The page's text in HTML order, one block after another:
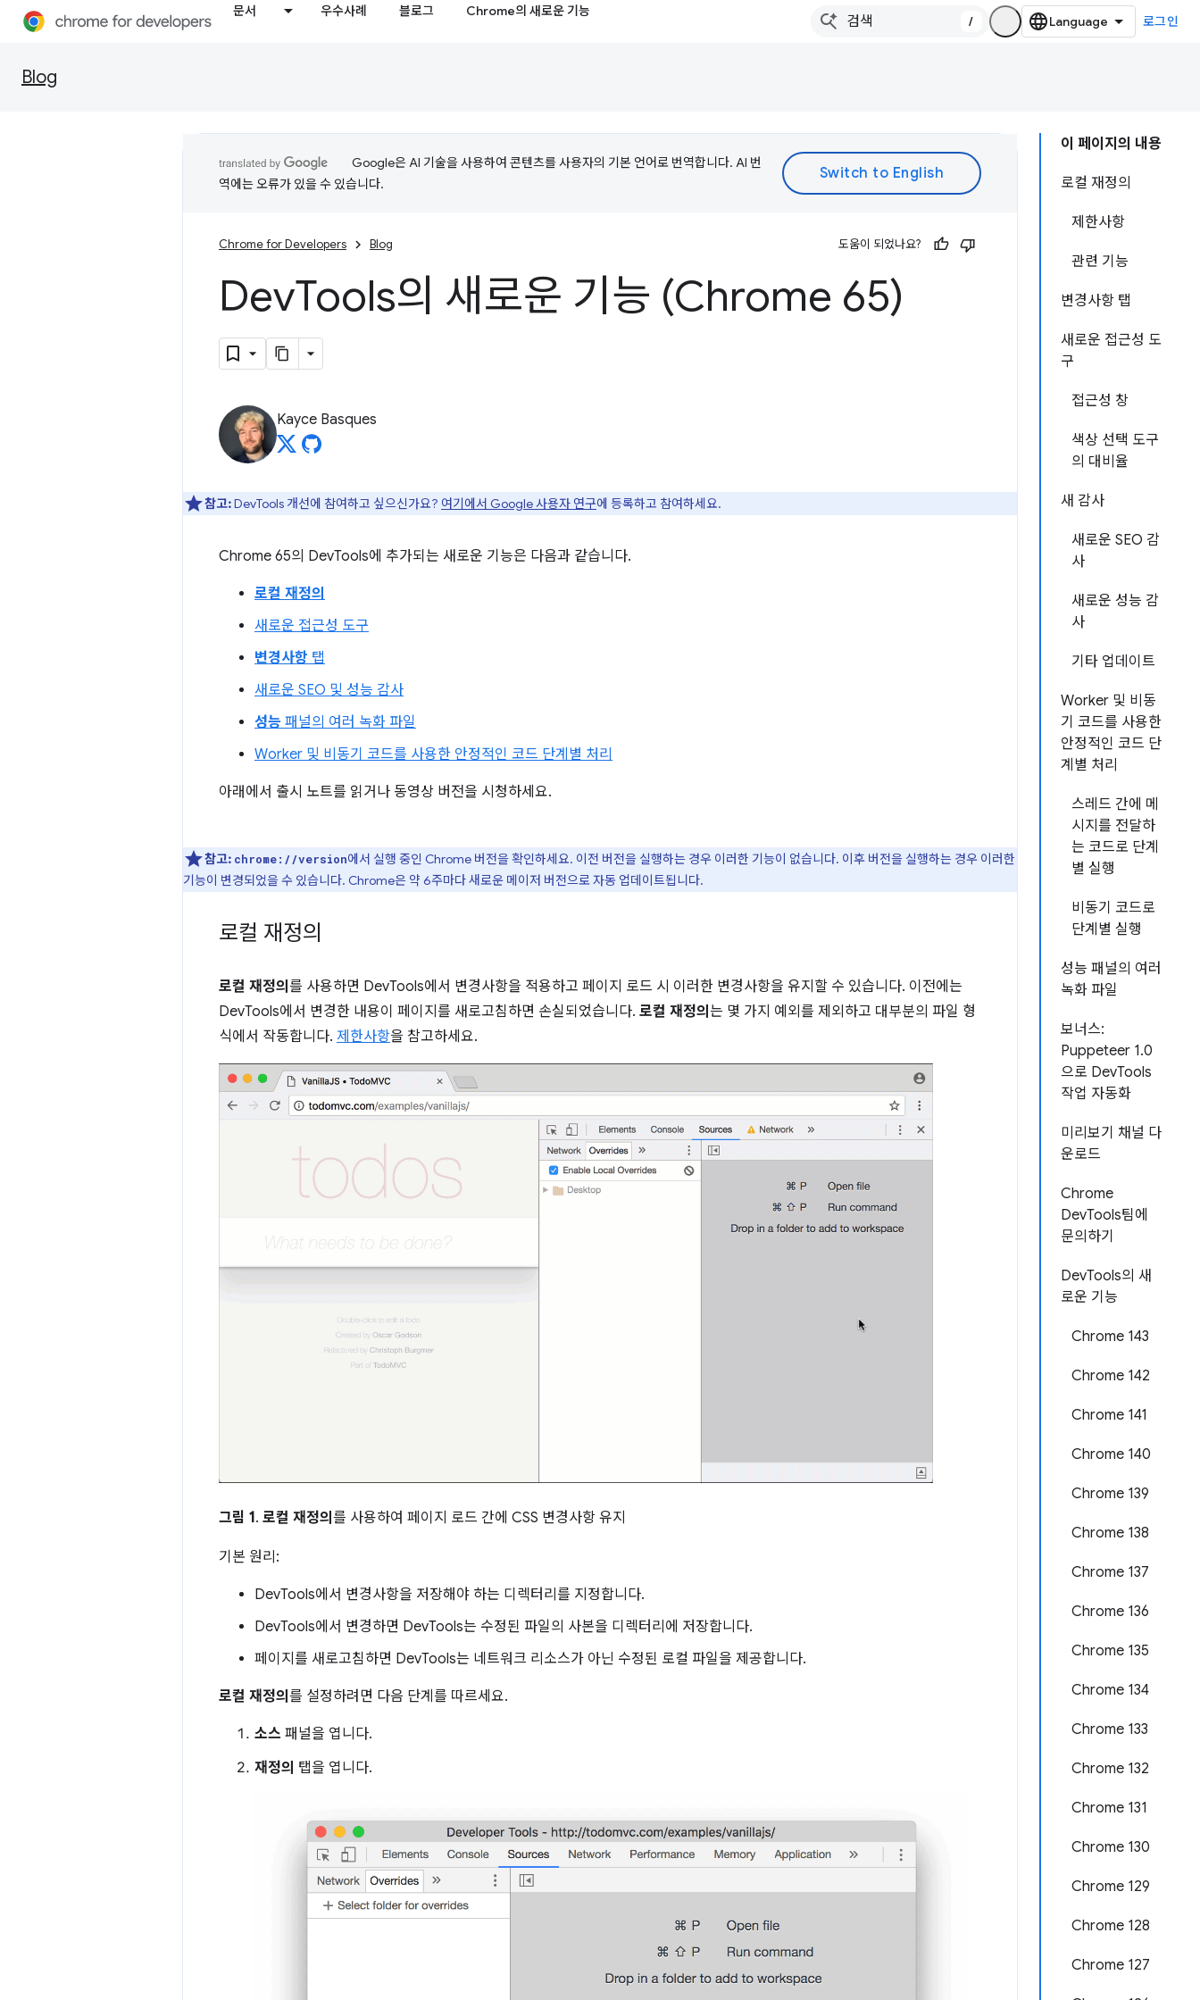
문서 우수사례 블로그 Chrome의 새로운 기능
/ 로그인
Blog
이 페이지의 내용
로컬 재정의
제한사항
관련 기능
변경사항 탭
새로운 접근성 도
구
접근성 창
색상 선택 도구
의 대비율
새 감사
새로운 SEO 감
사
새로운 성능 감
사
기타 업데이트
Worker 및 비동
기 코드를 사용한
안정적인 코드 단
계별 처리
스레드 간에 메
시지를 전달하
는 코드로 단계
별 실행
비동기 코드로
단계별 실행
성능 패널의 여러
녹화 파일
보너스:
Puppeteer 1.0
으로 DevTools
작업 자동화
미리보기 채널 다
운로드
Chrome
DevTools팀에
문의하기
DevTools의 새
로운 기능
Chrome 143
Chrome 142
Chrome 141
Chrome 140
Chrome 139
Chrome 138
Chrome 137
Chrome 136
Chrome 135
Chrome 134
Chrome 133
Chrome 132
Chrome 131
Chrome 130
Chrome 129
Chrome 128
Chrome 127
Google은 AI 기술을 사용하여 콘텐츠를 사용자의 기본 언어로 번역합니다. AI 번
역에는 오류가 있을 수 있습니다.
Chrome for Developers Blog 도움이 되었나요?
DevTools의 새로운 기능 (Chrome 65)
Kayce Basques
참고:DevTools 개선에 참여하고 싶으신가요? 여기에서 Google 사용자 연구에 등록하고 참여하세요.
Chrome 65의 DevTools에 추가되는 새로운 기능은 다음과 같습니다.
로컬 재정의
새로운 접근성 도구
변경사항 탭
새로운 SEO 및 성능 감사
성능 패널의 여러 녹화 파일
Worker 및 비동기 코드를 사용한 안정적인 코드 단계별 처리
아래에서 출시 노트를 읽거나 동영상 버전을 시청하세요.
참고: chrome://version에서 실행 중인 Chrome 버전을 확인하세요. 이전 버전을 실행하는 경우 이러한 기능이 없습니다. 이후 버전을 실행하는 경우 이러한
기능이 변경되었을 수 있습니다. Chrome은 약 6주마다 새로운 메이저 버전으로 자동 업데이트됩니다.
로컬 재정의
로컬 재정의 를 사용하면 DevTools에서 변경사항을 적용하고 페이지 로드 시 이러한 변경사항을 유지할 수 있습니다. 이전에는
DevTools에서 변경한 내용이 페이지를 새로고침하면 손실되었습니다. 로컬 재정의 는 몇 가지 예외를 제외하고 대부분의 파일 형
식에서 작동합니다. 제한사항을 참고하세요.
그림 1. 로컬 재정의 를 사용하여 페이지 로드 간에 CSS 변경사항 유지
기본 원리:
DevTools에서 변경사항을 저장해야 하는 디렉터리를 지정합니다.
DevTools에서 변경하면 DevTools는 수정된 파일의 사본을 디렉터리에 저장합니다.
페이지를 새로고침하면 DevTools는 네트워크 리소스가 아닌 수정된 로컬 파일을 제공합니다.
로컬 재정의 를 설정하려면 다음 단계를 따르세요.
소스 패널을 엽니다.
재정의 탭을 엽니다.